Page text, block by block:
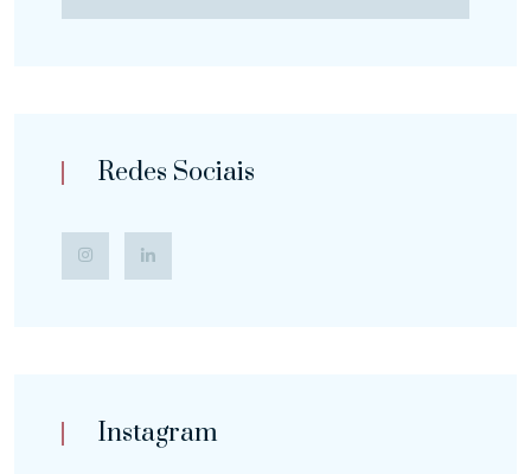
Redes Sociais
Instagram